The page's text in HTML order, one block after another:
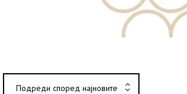
Подреди според најновите